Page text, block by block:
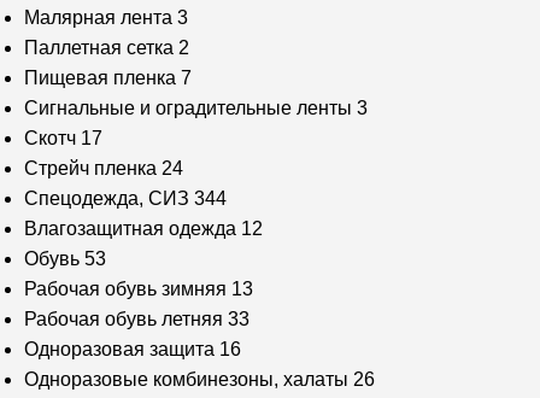
Малярная лента 3
Паллетная сетка 2
Пищевая пленка 7
Сигнальные и оградительные ленты 3
Скотч 17
Стрейч пленка 24
Спецодежда, СИЗ 344
Влагозащитная одежда 12
Обувь 53
Рабочая обувь зимняя 13
Рабочая обувь летняя 33
Одноразовая защита 16
Одноразовые комбинезоны, халаты 26